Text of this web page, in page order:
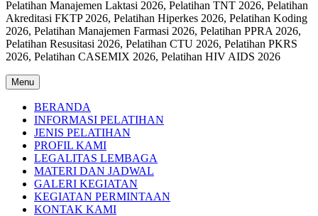
Pelatihan Manajemen Laktasi 2026, Pelatihan TNT 2026, Pelatihan
Akreditasi FKTP 2026, Pelatihan Hiperkes 2026, Pelatihan Koding
2026, Pelatihan Manajemen Farmasi 2026, Pelatihan PPRA 2026,
Pelatihan Resusitasi 2026, Pelatihan CTU 2026, Pelatihan PKRS
2026, Pelatihan CASEMIX 2026, Pelatihan HIV AIDS 2026
Menu
BERANDA
INFORMASI PELATIHAN
JENIS PELATIHAN
PROFIL KAMI
LEGALITAS LEMBAGA
MATERI DAN JADWAL
GALERI KEGIATAN
KEGIATAN PERMINTAAN
KONTAK KAMI